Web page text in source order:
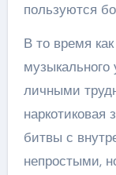
пользуются
В то время
музыкального
личными
наркотиковая
битвы с
непростыми,